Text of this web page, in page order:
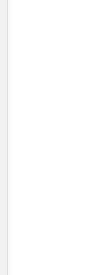
ремонта